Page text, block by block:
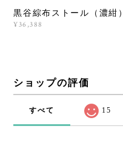
黒谷綜布ストール（濃紺）
¥36,388
ショップの評価
すべて 15